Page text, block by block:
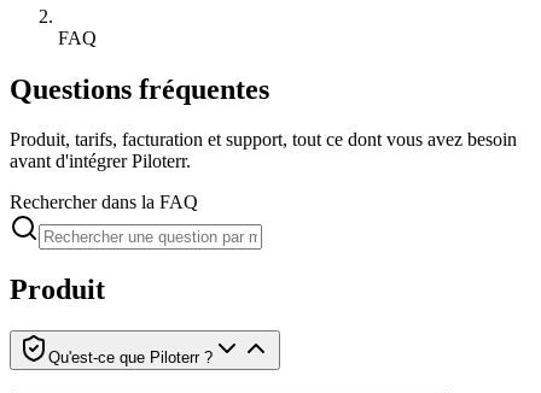
FAQ
Questions fréquentes
Produit, tarifs, facturation et support, tout ce dont vous avez besoin
avant d'intégrer Piloterr.
Rechercher dans la FAQ
Produit
Qu'est-ce que Piloterr ?